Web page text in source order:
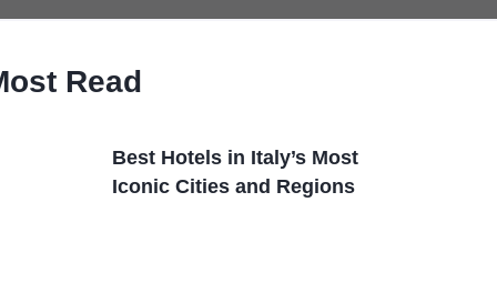
Read
Best Hotels in Italy’s Most
Iconic Cities and Regions